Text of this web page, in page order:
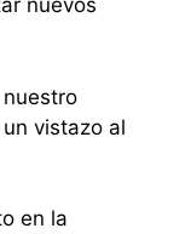
nuevos
vistazo al